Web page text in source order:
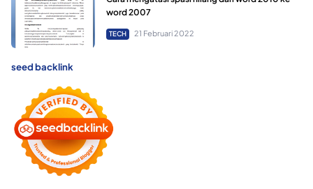
word 2007
TECH 21 Februari 2022
seed backlink